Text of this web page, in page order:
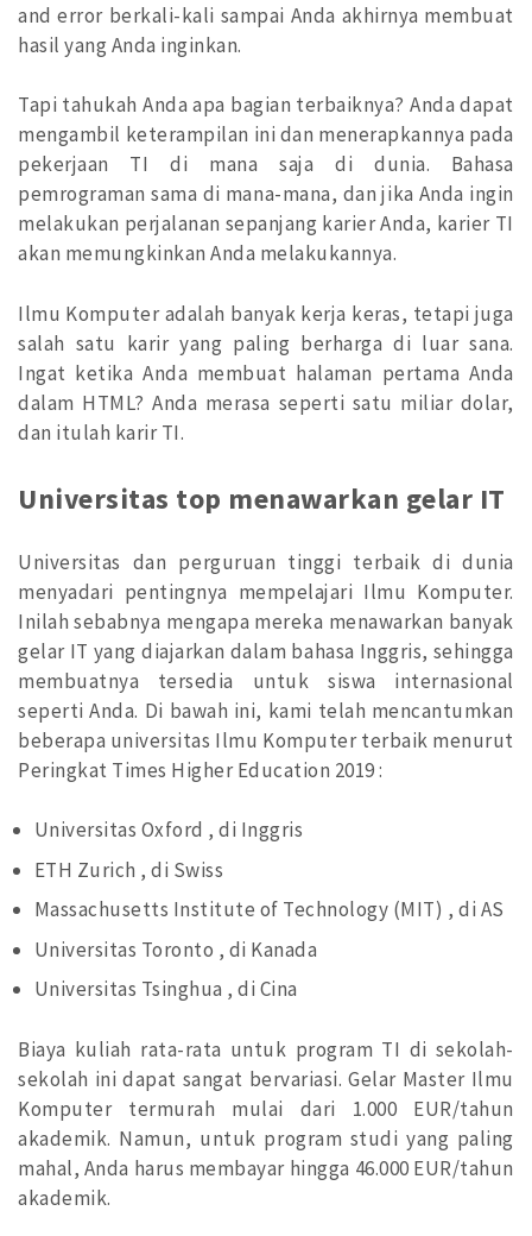
and error berkali-kali sampai Anda akhirnya membuat
hasil yang Anda inginkan.
Tapi tahukah Anda apa bagian terbaiknya? Anda dapat
mengambil keterampilan ini dan menerapkannya pada
pekerjaan TI di mana saja di dunia. Bahasa
pemrograman sama di mana-mana, dan jika Anda ingin
melakukan perjalanan sepanjang karier Anda, karier TI
akan memungkinkan Anda melakukannya.
Ilmu Komputer adalah banyak kerja keras, tetapi juga
salah satu karir yang paling berharga di luar sana.
Ingat ketika Anda membuat halaman pertama Anda
dalam HTML? Anda merasa seperti satu miliar dolar,
dan itulah karir TI.
Universitas top menawarkan gelar IT
Universitas dan perguruan tinggi terbaik di dunia
menyadari pentingnya mempelajari Ilmu Komputer.
Inilah sebabnya mengapa mereka menawarkan banyak
gelar IT yang diajarkan dalam bahasa Inggris, sehingga
membuatnya tersedia untuk siswa internasional
seperti Anda. Di bawah ini, kami telah mencantumkan
beberapa universitas Ilmu Komputer terbaik menurut
Peringkat Times Higher Education 2019 :
Universitas Oxford , di Inggris
ETH Zurich , di Swiss
Massachusetts Institute of Technology (MIT) , di AS
Universitas Toronto , di Kanada
Universitas Tsinghua , di Cina
Biaya kuliah rata-rata untuk program TI di sekolah-
sekolah ini dapat sangat bervariasi. Gelar Master Ilmu
Komputer termurah mulai dari 1.000 EUR/tahun
akademik. Namun, untuk program studi yang paling
mahal, Anda harus membayar hingga 46.000 EUR/tahun
akademik.